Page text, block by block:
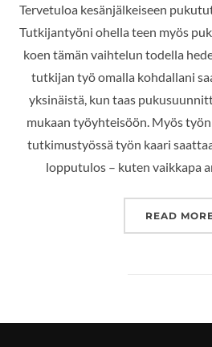
Tervetuloa kesänjälkeiseen
Tutkijantyöni ohella teen myös
koen tämän vaihtelun todella
tutkijan työ omalla kohdallani
yksinäistä, kun taas
mukaan työyhteisöön. Myös
tutkimustyössä työn kaari
lopputulos – kuten vaikkapa
READ